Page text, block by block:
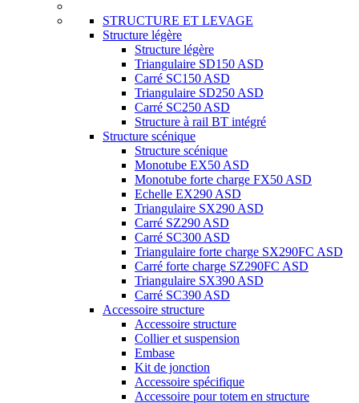
STRUCTURE ET LEVAGE
Structure légère
Structure légère
Triangulaire SD150 ASD
Carré SC150 ASD
Triangulaire SD250 ASD
Carré SC250 ASD
Structure à rail BT intégré
Structure scénique
Structure scénique
Monotube EX50 ASD
Monotube forte charge FX50 ASD
Echelle EX290 ASD
Triangulaire SX290 ASD
Carré SZ290 ASD
Carré SC300 ASD
Triangulaire forte charge SX290FC ASD
Carré forte charge SZ290FC ASD
Triangulaire SX390 ASD
Carré SC390 ASD
Accessoire structure
Accessoire structure
Collier et suspension
Embase
Kit de jonction
Accessoire spécifique
Accessoire pour totem en structure